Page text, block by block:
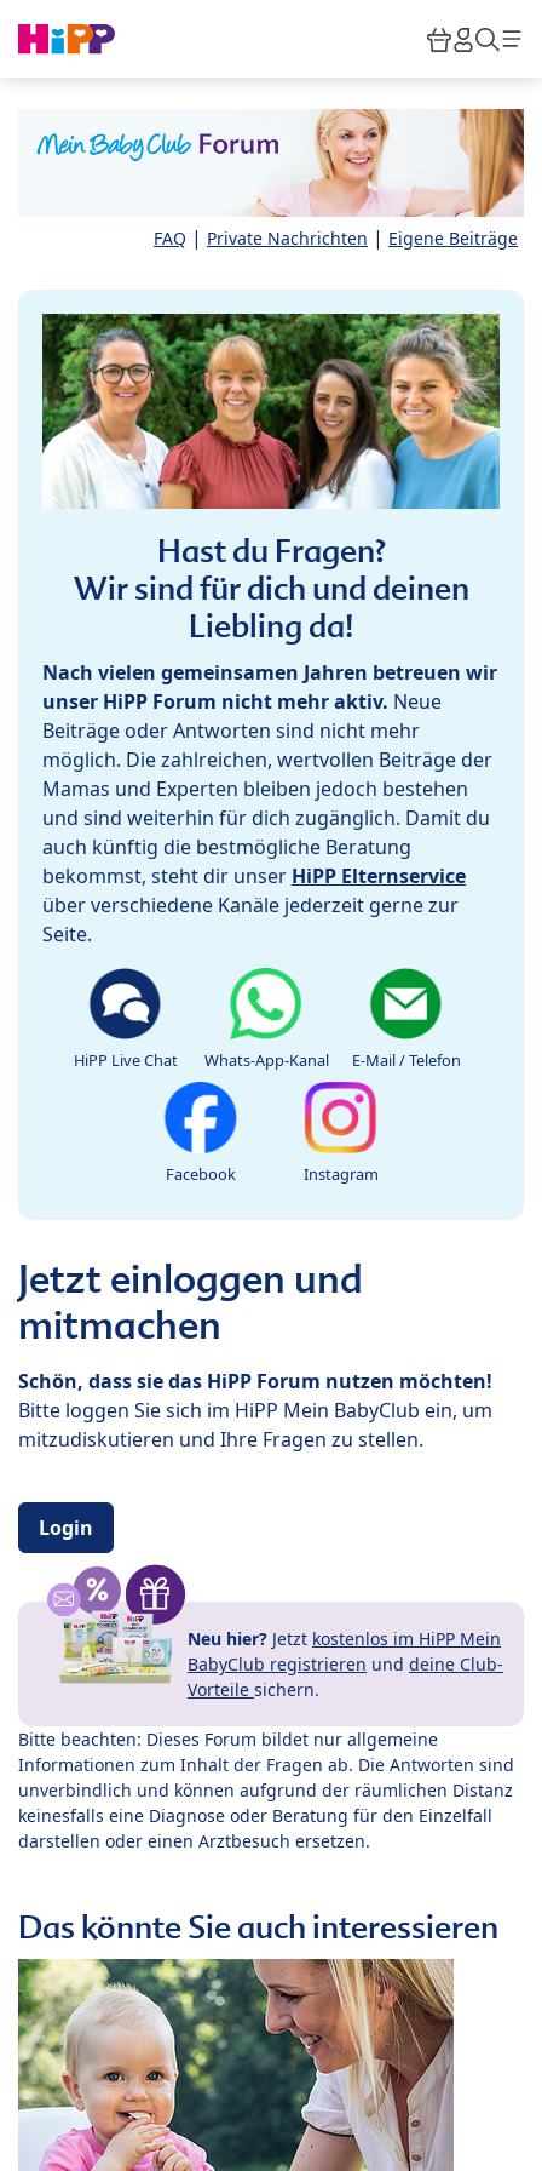
HiPP
FAQ | Private Nachrichten | Eigene Beiträge
Hast du Fragen?
Wir sind für dich und deinen
Liebling da!
Nach vielen gemeinsamen Jahren betreuen wir
unser HiPP Forum nicht mehr aktiv. Neue
Beiträge oder Antworten sind nicht mehr
möglich. Die zahlreichen, wertvollen Beiträge der
Mamas und Experten bleiben jedoch bestehen
und sind weiterhin für dich zugänglich. Damit du
auch künftig die bestmögliche Beratung
bekommst, steht dir unser HiPP Elternservice
über verschiedene Kanäle jederzeit gerne zur
Seite.
HiPP Live Chat Whats-App-Kanal E-Mail / Telefon
Facebook Instagram
Jetzt einloggen und
mitmachen
Schön, dass sie das HiPP Forum nutzen möchten!
Bitte loggen Sie sich im HiPP Mein BabyClub ein, um
mitzudiskutieren und Ihre Fragen zu stellen.
Login
Neu hier? Jetzt kostenlos im HiPP Mein
BabyClub registrieren und deine Club-
Vorteile sichern.
Bitte beachten: Dieses Forum bildet nur allgemeine
Informationen zum Inhalt der Fragen ab. Die Antworten sind
unverbindlich und können aufgrund der räumlichen Distanz
keinesfalls eine Diagnose oder Beratung für den Einzelfall
darstellen oder einen Arztbesuch ersetzen.
Das könnte Sie auch interessieren